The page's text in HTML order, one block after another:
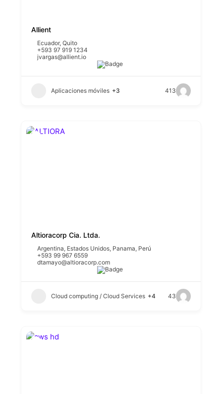
Allient
Ecuador,Quito
+593 97 919 1234
jvargas@allient.io
Aplicaciones móviles +3 413
Altioracorp Cia. Ltda.
Argentina, Estados Unidos, Panama, Perú
+593 99 967 6559
dtamayo@altioracorp.com
Cloud computing / Cloud Services +4 43